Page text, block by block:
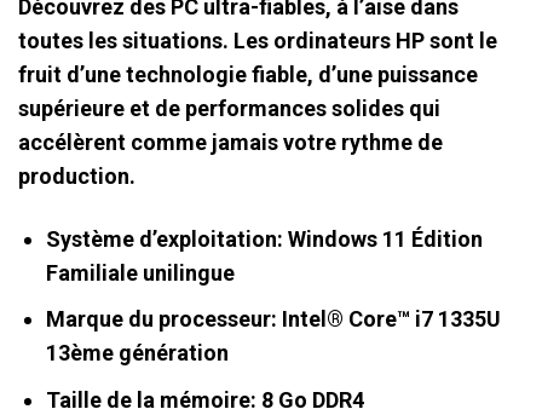
Découvrez des PC ultra-fiables, à l’aise dans
toutes les situations. Les ordinateurs HP sont le
fruit d’une technologie fiable, d’une puissance
supérieure et de performances solides qui
accélèrent comme jamais votre rythme de
production.
Système d’exploitation: Windows 11 Édition
Familiale unilingue
Marque du processeur: Intel® Core™ i7 1335U
13ème génération
Taille de la mémoire: 8 Go DDR4